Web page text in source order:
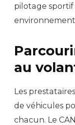
pilotage
au
Les
de véhicules
chacun. Le